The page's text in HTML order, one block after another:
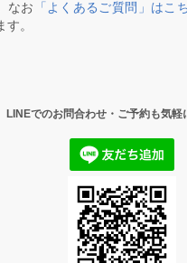
なお 「よくあるご質問」はこ
す。
LINEでのお問合わせ・ご予約も気軽